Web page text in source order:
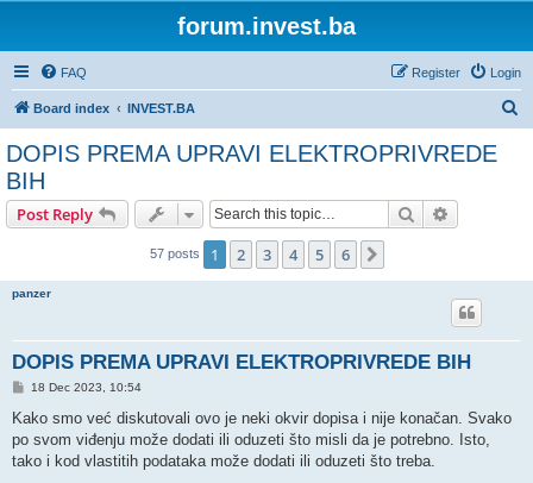
forum.invest.ba
FAQ Login
Register
Board index INVEST.BA
DOPIS PREMA UPRAVI ELEKTROPRIVREDE
BIH
Post Reply Search
57 posts 1 2 3 4 5 6
panzer
DOPIS PREMA UPRAVI ELEKTROPRIVREDE BIH
P
s
18 Dec 2023, 10:54
Kako smo već diskutovali ovo je neki okvir dopisa i nije konačan. Svako
po svom viđenju može dodati ili oduzeti što misli da je potrebno. Isto,
tako i kod vlastitih podataka može dodati ili oduzeti što treba.